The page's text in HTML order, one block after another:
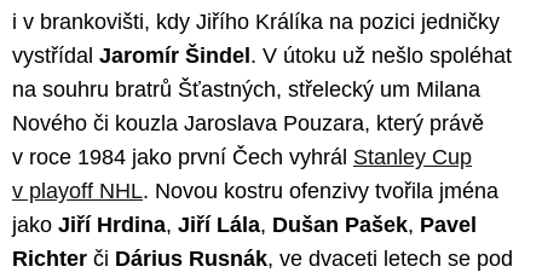
i v brankovišti, kdy Jiřího Králíka na pozici jedničky
vystřídal Jaromír Šindel . V útoku už nešlo spoléhat
na souhru bratrů Šťastných, střelecký um Milana
Nového či kouzla Jaroslava Pouzara, který právě
v roce 1984 jako první Čech vyhrál Stanley Cup
v playoff NHL. Novou kostru ofenzivy tvořila jména
jako Jiří Hrdina, Jiří Lála, Dušan Pašek, Pavel
Richter či Dárius Rusnák, ve dvaceti letech se pod